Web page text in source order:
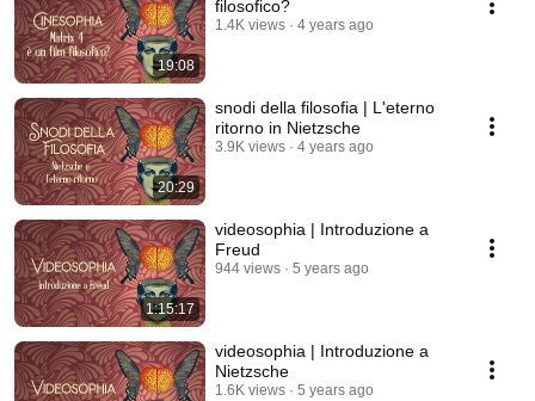
19:08
filosofico?
1.4K views 4 years ago
20:29
snodi della filosofia | L'eterno
ritorno in Nietzsche
3.9K views 4 years ago
1:15:17
videosophia | Introduzione a
Freud
944 views 5 years ago
videosophia | Introduzione a
Nietzsche
1.6K views 5 years ago